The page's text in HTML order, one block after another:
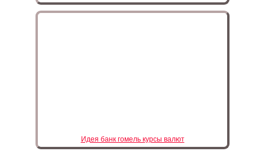
Идея банк гомель курсы валют